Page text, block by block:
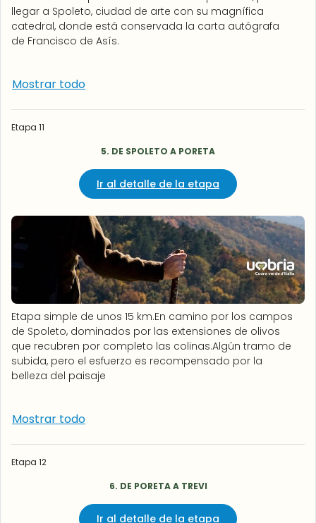
llegar a Spoleto, ciudad de arte con su magnífica
catedral, donde está conservada la carta autógrafa
de Francisco de Asís.
Mostrar todo
Etapa 11
5. DE SPOLETO A PORETA
Ir al detalle de la etapa
Etapa simple de unos 15 km.En camino por los campos
de Spoleto, dominados por las extensiones de olivos
que recubren por completo las colinas.Algún tramo de
subida, pero el esfuerzo es recompensado por la
belleza del paisaje
Mostrar todo
Etapa 12
6. DE PORETA A TREVI
Ir al detalle de la etapa